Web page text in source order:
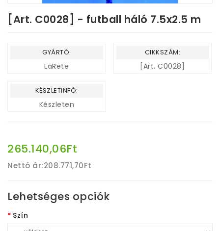
[Art. C0028] - futball háló 7.5x2.5 m
GYÁRTÓ:
LaRete
CIKKSZÁM:
[Art. C0028]
KÉSZLETINFÓ:
Készleten
265.140,06Ft
Nettó ár:208.771,70Ft
Lehetséges opciók
Szín